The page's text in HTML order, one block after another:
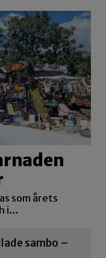
som årets
i…
sambo –